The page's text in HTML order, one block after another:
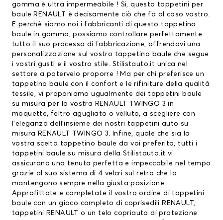
gomma è ultra impermeabile ! Si, questo tappetini per
baule RENAULT
è decisamente ciò che fa al caso vostro.
E perchè siamo noi i fabbricanti di questo tappetino
baule in gomma, possiamo controllare perfettamente
tutto il suo processo di fabbricazione, offrendovi una
personalizzazione sul vostro tappetino baule che segue
i vostri gusti e il vostro stile. Stilistauto.it unica nel
settore a potervelo proporre ! Ma per chi preferisce un
tappetino baule con il confort e le rifiniture della qualità
tessile, vi proponiamo ugualmente dei tappetini baule
su misura per la vostra RENAULT TWINGO 3 in
moquette, feltro agugliato o velluto, a scegliere con
l’eleganza dell’insieme dei nostri tappetini auto su
misura RENAULT TWINGO 3. Infine, quale che sia la
vostra scelta tappetino baule da voi preferito, tutti i
tappetini baule su misura della Stilistauto.it vi
assicurano una tenuta perfetta e impeccabile nel tempo
grazie al suo sistema di 4 velcri sul retro che lo
mantengono sempre nella giusta posizione.
Approfittate e completate il vostro ordine di tappetini
baule con un gioco completo dicoprisedili RENAULT,
tappetini RENAULTo un telo copriauto di protezione